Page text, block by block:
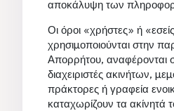
αποκάλυψη των
Οι όροι «χρήστες» ή
χρησιμοποιούνται στην
Απορρήτου, αναφέρονται
διαχειριστές ακινήτων,
πράκτορες ή γραφεία
καταχωρίζουν τα ακίνητά